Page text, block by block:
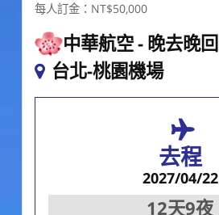
每人訂金：NT$50,000
中華航空 晚去晚回
台北-桃園機場
去程
2027/04/22
12天9夜